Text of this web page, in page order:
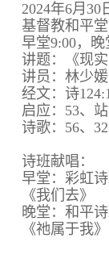
2024年6月30
基督教和平
早堂9:00，晚
讲题：《现实
讲员：林少
经文：诗
启应：53、
诗歌：56、
诗班献唱：
早堂：彩虹
《我们去》
晚堂：和平
《祂属于我》